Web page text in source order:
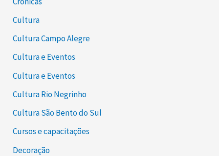
Cultura
Cultura Campo Alegre
Cultura e Eventos
Cultura e Eventos
Cultura Rio Negrinho
Cultura São Bento do Sul
Cursos e capacitações
Decoração